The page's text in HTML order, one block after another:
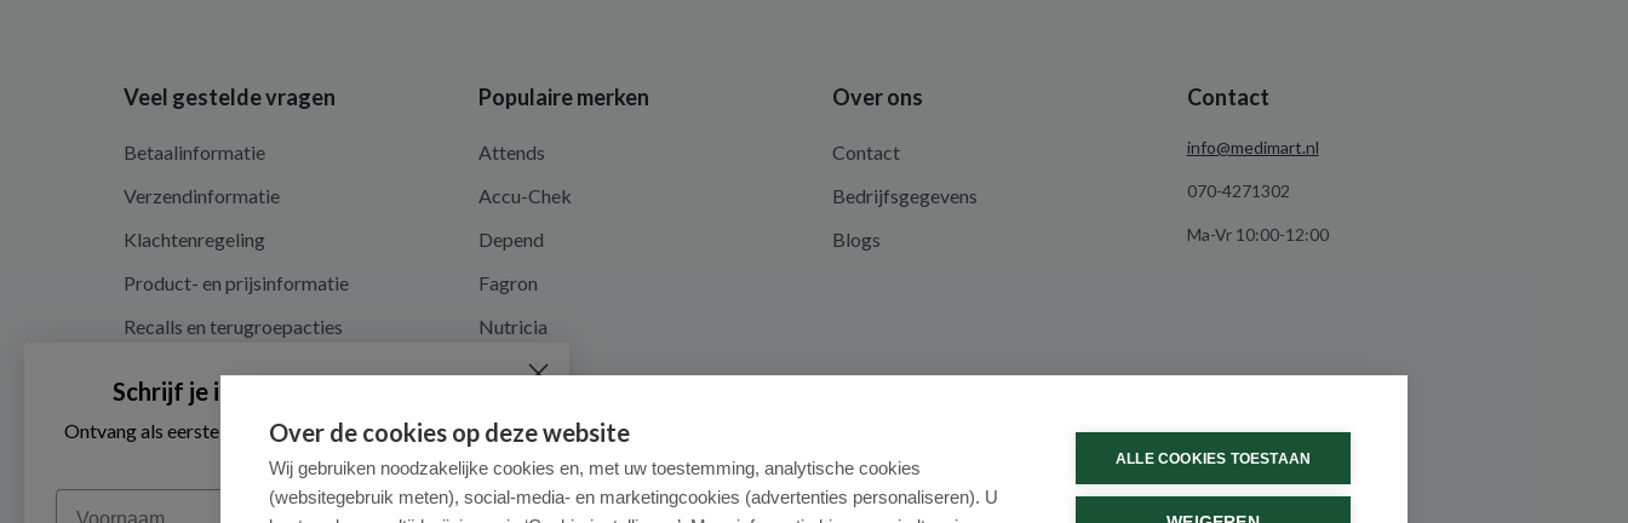
Veel gestelde vragen
Betaalinformatie
Verzendinformatie
Klachtenregeling
Product- en prijsinformatie
Recalls en terugroepacties
Privacy en cookieverklaring
Cookie instellingen
Algemene voorwaarden
Herroepingsrecht en retouren
Populaire merken
Attends
Accu-Chek
Depend
Fagron
Nutricia
Over ons
Contact
Bedrijfsgegevens
Blogs
Contact
info@medimart.nl
070-4271302
Ma-Vr 10:00-12:00
Over de cookies op deze website
Wij gebruiken noodzakelijke cookies en, met uw toestemming, analytische cookies
(websitegebruik meten), social-media- en marketingcookies (advertenties personaliseren). U
ALLE COOKIES TOESTAAN
Schrijf je in voor onze nieuwsbrief
Ontvang als eerste de beste aanbiedingen en persoonlijk
Voornaam